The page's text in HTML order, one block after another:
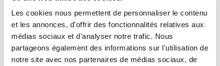
Les cookies nous permettent de personnaliser le contenu
et les annonces, d'offrir des fonctionnalités relatives aux
médias sociaux et d'analyser notre trafic. Nous
partageons également des informations sur l'utilisation de
notre site avec nos partenaires de médias sociaux, de
J'accepte que les informations saisies soient